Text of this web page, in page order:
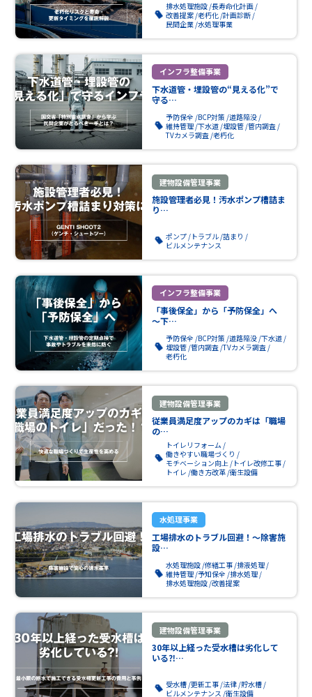
排水処理施設 長寿命化計画
改善提案 老朽化 計画診断
民間企業 水処理事業
インフラ整備事業
下水道管・埋設管の“見える化”で
守る…
予防保全 BCP対策 道路陥没
維持管理 下水道 埋設管 管内調査
TVカメラ調査 老朽化
建物設備管理事業
施設管理者必見！汚水ポンプ槽詰ま
り…
ポンプ トラブル 詰まり
ビルメンテナンス
インフラ整備事業
「事後保全」から「予防保全」へ
～下…
予防保全 BCP対策 道路陥没 下水道
埋設管 管内調査 TVカメラ調査
老朽化
建物設備管理事業
従業員満足度アップのカギは「職場
の…
トイレリフォーム
働きやすい職場づくり
モチベーション向上 トイレ改修工事
トイレ 働き方改革 衛生設備
水処理事業
工場排水のトラブル回避！～除害施
設…
水処理施設 修繕工事 排液処理
維持管理 予知保全 排水処理
排水処理施設 改善提案
建物設備管理事業
30年以上経った受水槽は劣化して
いる⁈…
受水槽 更新工事 法律 貯水槽
ビルメンテナンス 衛生設備